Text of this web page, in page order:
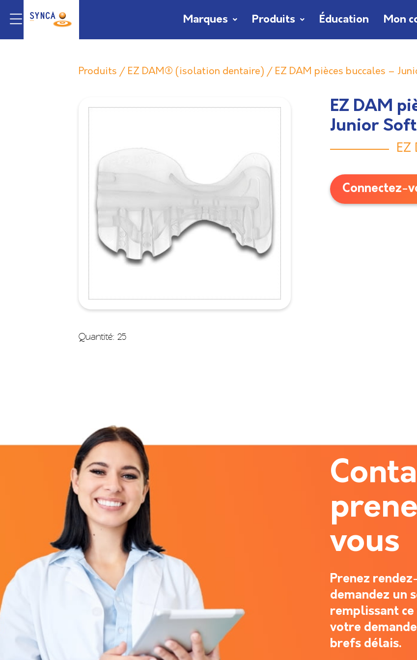
Marques Produits Éducation Mon
Produits / EZ DAM® (isolation dentaire) / EZ DAM pièces buccales –
EZ DAM
Junior
EZ
Connectez-
Quantité: 25
vous
Prenez
demandez un
remplissant
votre
brefs délais.